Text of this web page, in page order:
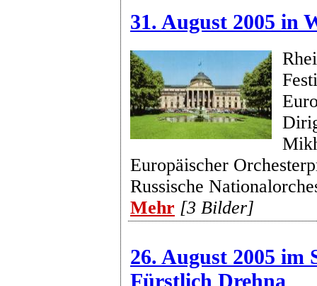
31. August 2005 in
Europäischer
Russische
Mehr [3 Bilder]
26. August 2005 im
Fürstlich Drehna